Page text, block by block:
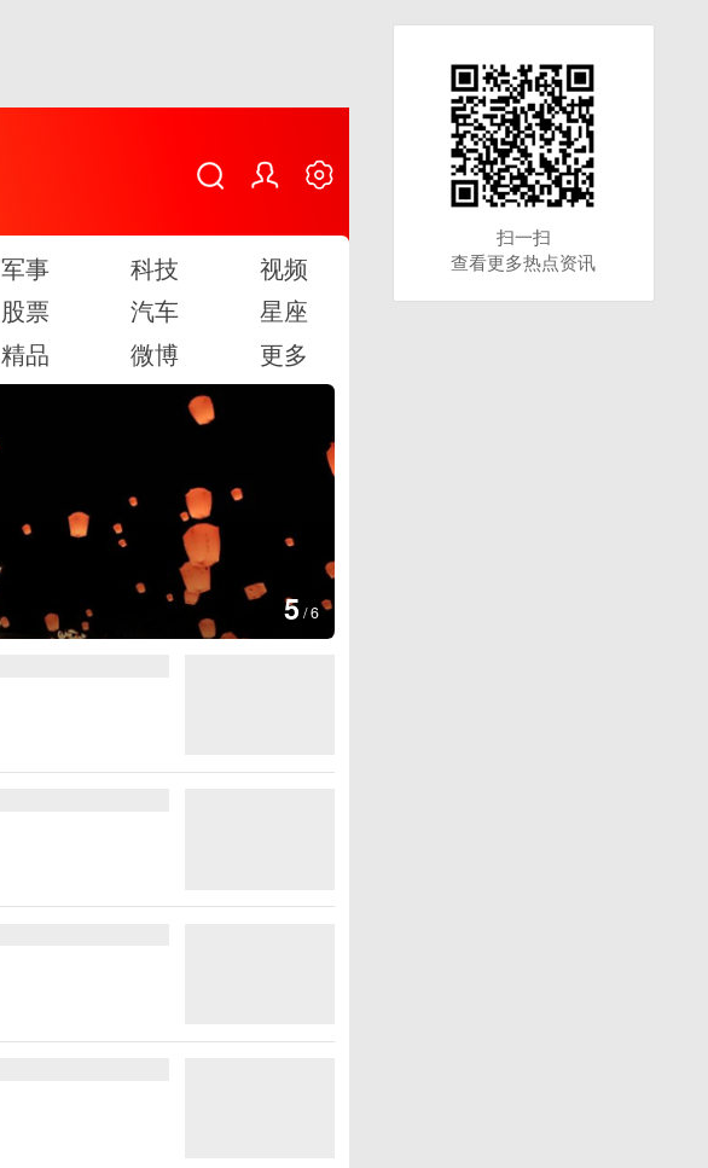
军事 科技
视频
股票 汽车
星座
精品 微博 更多
上海：七彩稻田画迎最佳观赏期
6/6
扫一扫
查看更多热点资讯
扫一扫
查看更多热点资讯